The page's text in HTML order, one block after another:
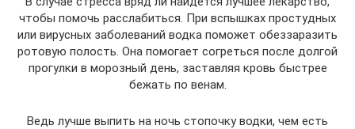
чтобы помочь расслабиться. При вспышках простудных
или вирусных заболеваний водка поможет обеззаразить
ротовую полость. Она помогает согреться после долгой
прогулки в морозный день, заставляя кровь быстрее
бежать по венам.
Ведь лучше выпить на ночь стопочку водки, чем есть